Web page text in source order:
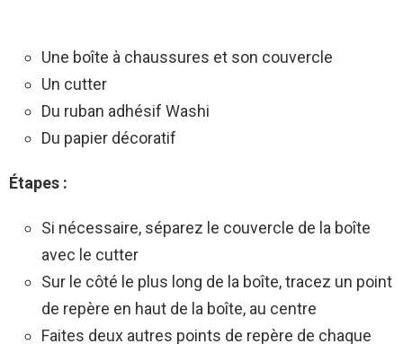
Une boîte à chaussures et son couvercle
Un cutter
Du ruban adhésif Washi
Du papier décoratif
Étapes :
Si nécessaire, séparez le couvercle de la boîte
avec le cutter
Sur le côté le plus long de la boîte, tracez un point
de repère en haut de la boîte, au centre
Faites deux autres points de repère de chaque